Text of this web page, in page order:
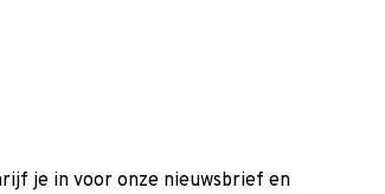
je in voor onze nieuwsbrief en